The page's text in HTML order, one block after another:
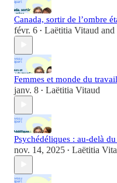
Canada, sortir de l’ombre
févr. 6 • Laëtitia Vitaud and
Femmes et monde du
janv. 8 • Laëtitia Vitaud
Psychédéliques : au-delà
nov. 14, 2025 • Laëtitia